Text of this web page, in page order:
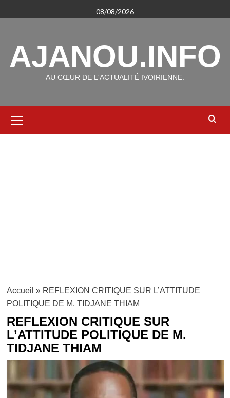
au
08/08/2026
AJANOU.INFO
AU CŒUR DE L'ACTUALITÉ IVOIRIENNE.
principal
Accueil » REFLEXION CRITIQUE SUR L’ATTITUDE
POLITIQUE DE M. TIDJANE THIAM
REFLEXION CRITIQUE SUR
L’ATTITUDE POLITIQUE DE M.
TIDJANE THIAM